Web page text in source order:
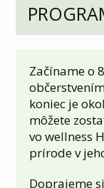
Začíname o
koniec je
môžete
vo wellness
prírode v
Doprajeme